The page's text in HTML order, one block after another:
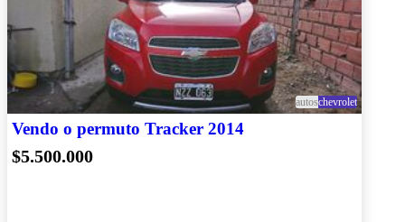
autoschevrolet
Vendo o permuto Tracker 2014
$5.500.000